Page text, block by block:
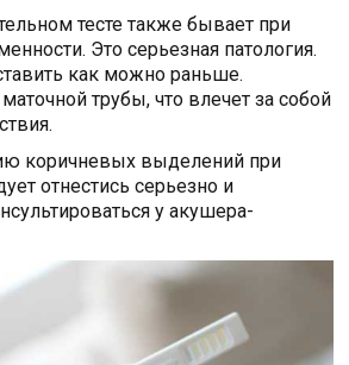
тесте также бывает при
Это серьезная патология.
как можно раньше.
трубы, что влечет за собой
коричневых выделений при
отнестись серьезно и
у акушера-